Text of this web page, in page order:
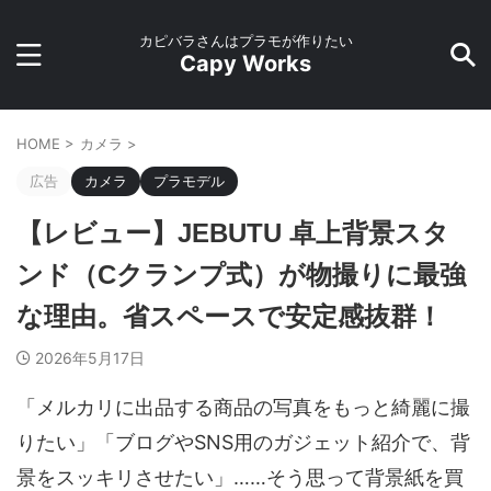
カピバラさんはプラモが作りたい
Capy Works
HOME > カメラ >
広告 カメラ プラモデル
【レビュー】JEBUTU 卓上背景スタ
ンド（Cクランプ式）が物撮りに最強
な理由。省スペースで安定感抜群！
2026年5月17日
「メルカリに出品する商品の写真をもっと綺麗に撮
りたい」「ブログやSNS用のガジェット紹介で、背
景をスッキリさせたい」……そう思って背景紙を買